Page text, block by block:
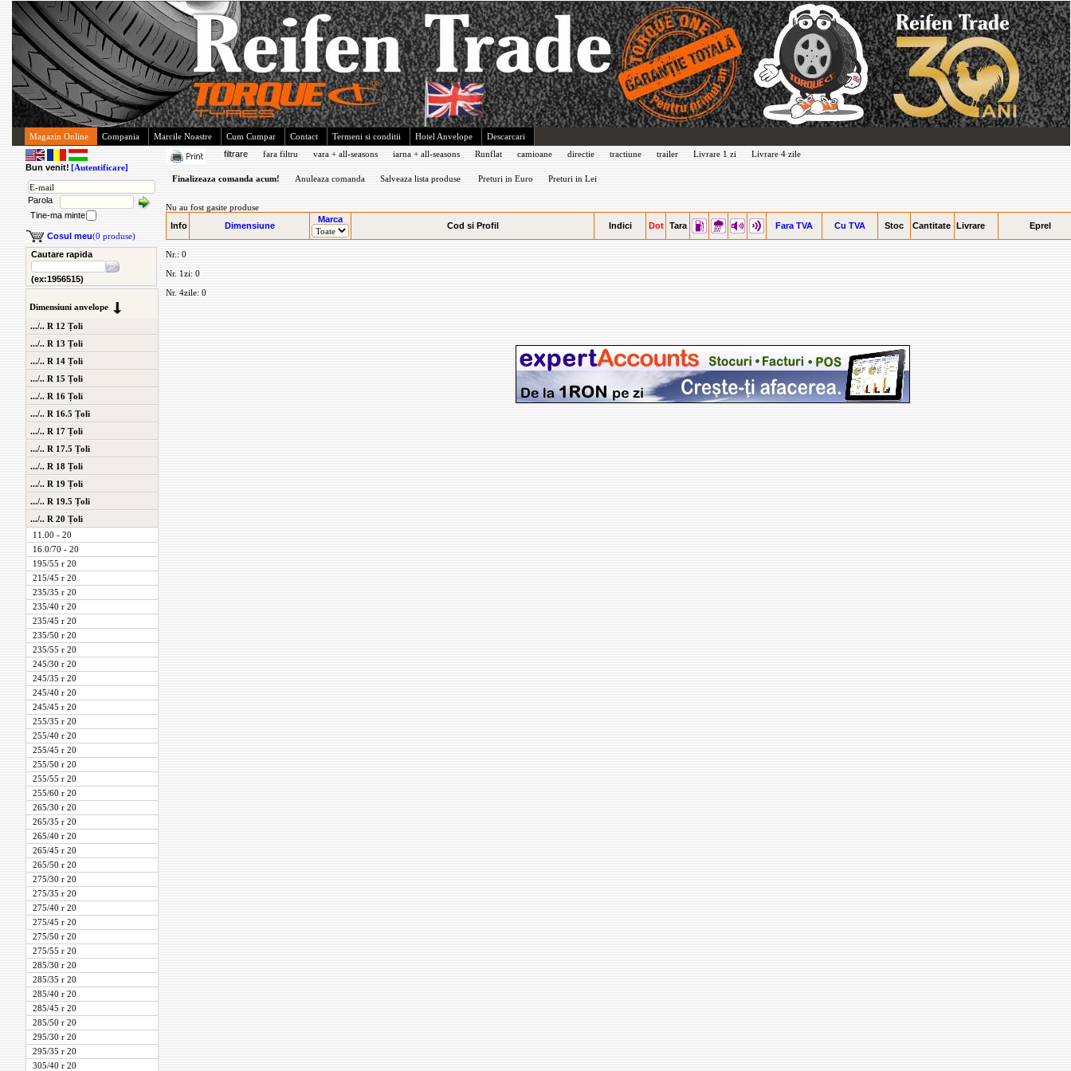
Magazin Online Compania Marcile Noastre Cum Cumpar Contact Termeni si conditii Hotel Anvelope Descarcari
Bun venit! [Autentificare]
Parola
Tine-ma minte
Cosul meu(0 produse)
Cautare rapida
(ex:1956515)
Dimensiuni anvelope
.../.. R 12 Țoli
.../.. R 13 Țoli
.../.. R 14 Țoli
.../.. R 15 Țoli
.../.. R 16 Țoli
.../.. R 16.5 Țoli
.../.. R 17 Țoli
.../.. R 17.5 Țoli
.../.. R 18 Țoli
.../.. R 19 Țoli
.../.. R 19.5 Țoli
.../.. R 20 Țoli
11.00 - 20
16.0/70 - 20
195/55 r 20
215/45 r 20
235/35 r 20
235/40 r 20
235/45 r 20
235/50 r 20
235/55 r 20
245/30 r 20
245/35 r 20
245/40 r 20
245/45 r 20
255/35 r 20
255/40 r 20
255/45 r 20
255/50 r 20
255/55 r 20
255/60 r 20
265/30 r 20
265/35 r 20
265/40 r 20
265/45 r 20
265/50 r 20
275/30 r 20
275/35 r 20
275/40 r 20
275/45 r 20
275/50 r 20
275/55 r 20
285/30 r 20
285/35 r 20
285/40 r 20
285/45 r 20
285/50 r 20
295/30 r 20
295/35 r 20
305/40 r 20
filtrare fara filtru vara + all-seasons iarna + all-seasons Runflat camioane directie tractiune trailer Livrare 1 zi Livrare 4 zile
Finalizeaza comanda acum! Anuleaza comanda Salveaza lista produse Preturi in Euro Preturi in Lei
Nu au fost gasite produse
Info
Dimensiune
Marca
Cod si Profil Indici Dot Tara Fara TVA Cu TVA Stoc Cantitate Livrare Eprel
Nr.: 0
Nr. 1zi: 0
Nr. 4zile: 0